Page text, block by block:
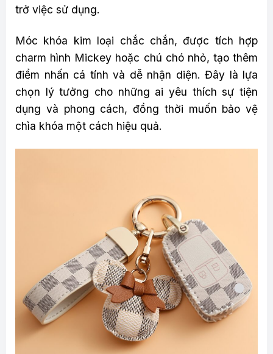
trở việc sử dụng.
Móc khóa kim loại chắc chắn, được tích hợp
charm hình Mickey hoặc chú chó nhỏ, tạo thêm
điểm nhấn cá tính và dễ nhận diện. Đây là lựa
chọn lý tưởng cho những ai yêu thích sự tiện
dụng và phong cách, đồng thời muốn bảo vệ
chìa khóa một cách hiệu quả.